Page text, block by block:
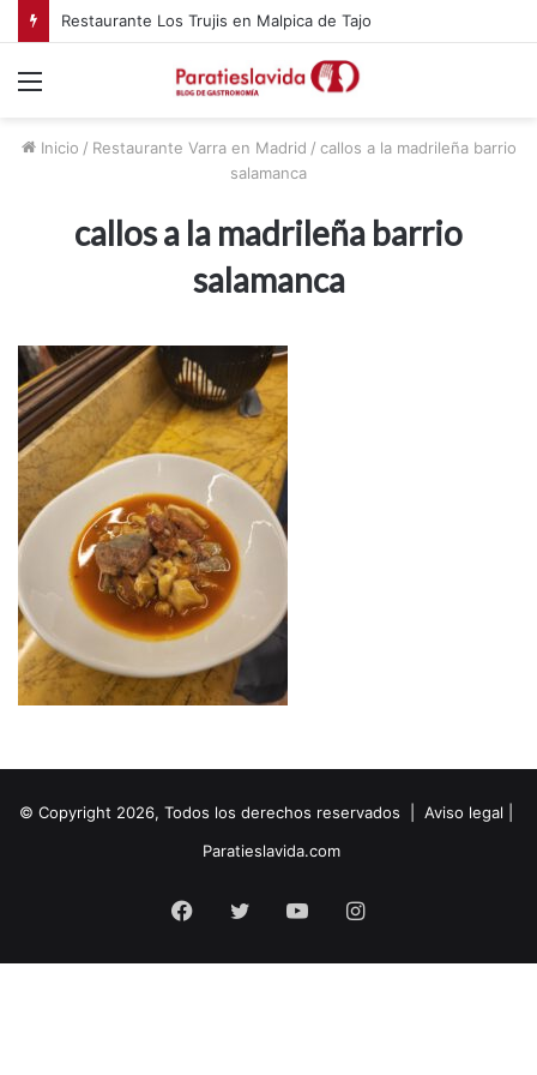
Restaurante Los Trujis en Malpica de Tajo
Inicio / Restaurante Varra en Madrid / callos a la madrileña barrio
salamanca
callos a la madrileña barrio
salamanca
© Copyright 2026, Todos los derechos reservados | Aviso legal
Paratieslavida.com
Facebook
Twitter YouTubeInstagram